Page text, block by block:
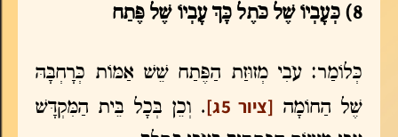
8) כְּעָבְיוֹ שֶׁל כֹּתֶל כָּךְ עָבְיוֹ שֶׁל פֶּתַח
כְּלוֹמַר: עֹבִי מְזוּזַת הַפֶּתַח שֵׁשׁ אַמּוֹת כְּרָחְבָּהּ
שֶׁל הַחוֹמָה [ציור 5ג]
. וְכֵן בְּכָל בֵּית הַמִּקְדָּשׁ